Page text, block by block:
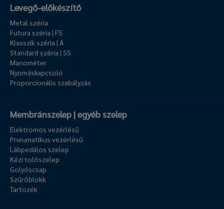
Levegő-előkészítő
Metal széria
Futura széria | FS
Klasszik széria | A
Standard széria | SS
Manométer
Nyomáskapcsoló
Proporcionális szabályzás
Membránszelep | egyéb szelep
Elektromos vezérlésű
Pneumatikus vezérlésű
Lábpedálos szelep
Kézi tolószelep
Golyóscsap
Szűrőblokk
Tartozék